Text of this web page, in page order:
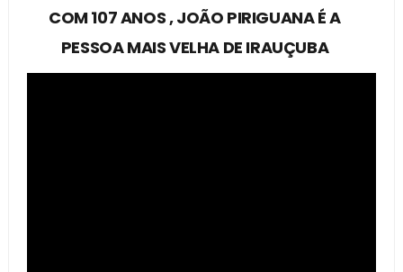
COM 107 ANOS , JOÃO PIRIGUANA É A
PESSOA MAIS VELHA DE IRAUÇUBA